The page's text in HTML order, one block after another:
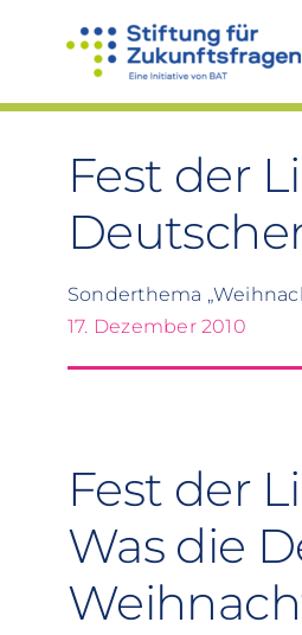
Fest der
Sonderthema
17. Dezember 2010
Fest der
Was die